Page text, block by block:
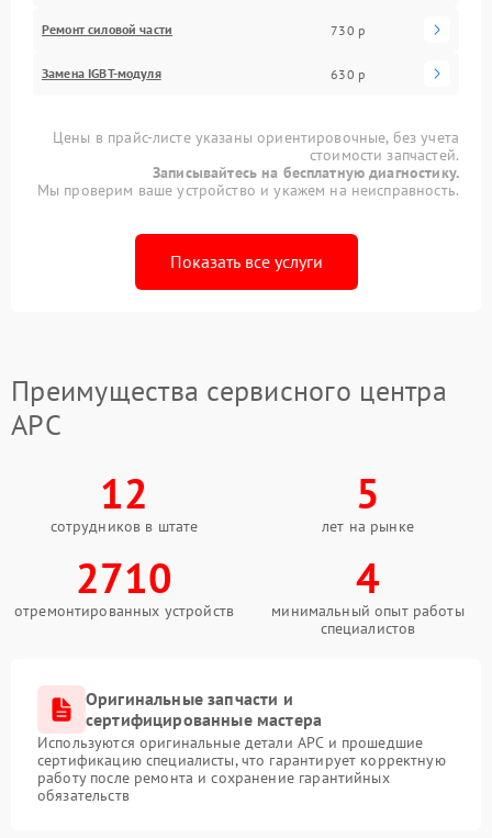
Ремонт силовой части 730 р
Замена IGBT-модуля 630 р
Цены в прайс-листе указаны ориентировочные, без учета
стоимости запчастей.
Записывайтесь на бесплатную диагностику.
Мы проверим ваше устройство и укажем на неисправность.
Показать все услуги
Преимущества сервисного центра
APC
12
сотрудников в штате
5
лет на рынке
2710
отремонтированных устройств
4
минимальный опыт работы
специалистов
Оригинальные запчасти и
сертифицированные мастера
Используются оригинальные детали APC и прошедшие
сертификацию специалисты, что гарантирует корректную
работу после ремонта и сохранение гарантийных
обязательств